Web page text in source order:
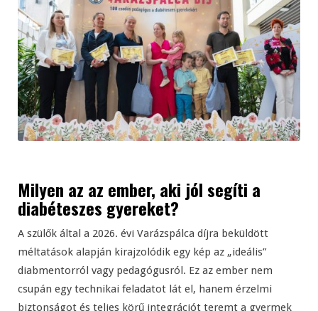
Milyen az az ember, aki jól segíti a
diabéteszes gyereket?
A szülők által a 2026. évi Varázspálca díjra beküldött
méltatások alapján kirajzolódik egy kép az „ideális”
diabmentorról vagy pedagógusról. Ez az ember nem
csupán egy technikai feladatot lát el, hanem érzelmi
biztonságot és teljes körű integrációt teremt a gyermek